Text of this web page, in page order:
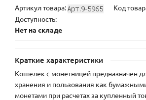
Артикул товара:
Код
Доступность:
Нет на складе
Краткие характеристики
Кошелек с монетницей предназначен
хранения и пользования как
монетами при расчетах за купленный